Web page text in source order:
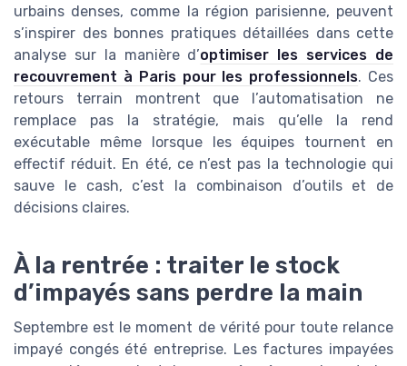
urbains denses, comme la région parisienne, peuvent
s’inspirer des bonnes pratiques détaillées dans cette
analyse sur la manière d’optimiser les services de
recouvrement à Paris pour les professionnels. Ces
retours terrain montrent que l’automatisation ne
remplace pas la stratégie, mais qu’elle la rend
exécutable même lorsque les équipes tournent en
effectif réduit. En été, ce n’est pas la technologie qui
sauve le cash, c’est la combinaison d’outils et de
décisions claires.
À la rentrée : traiter le stock
d’impayés sans perdre la main
Septembre est le moment de vérité pour toute relance
impayé congés été entreprise. Les factures impayées